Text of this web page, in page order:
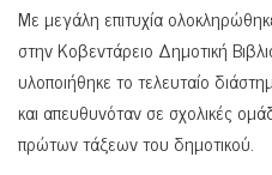
Με μεγάλη επιτυχία
στην Κοβεντάρειο Δημοτική
υλοποιήθηκε το τελευταίο
και απευθυνόταν σε σχολικές
πρώτων τάξεων του δημοτικού.